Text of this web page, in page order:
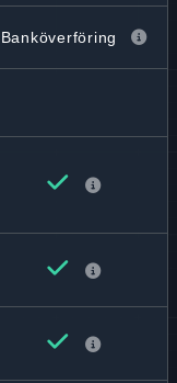
Banköverföring